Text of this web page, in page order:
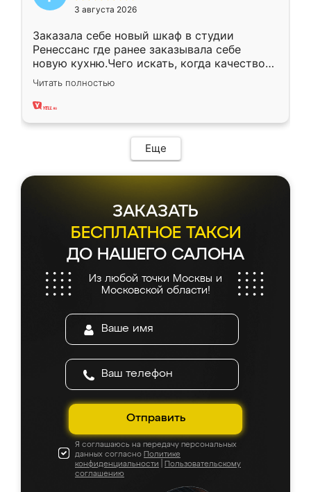
3 августа 2026
Заказала себе новый шкаф в студии
Ренессанс где ранее заказывала себе
новую кухню.Чего искать, когда качеством
вполне довольна. Служит кухня уже почти
два года, нареканий нет.
Читать полностью
Еще
ЗАКАЗАТЬ
БЕСПЛАТНОЕ ТАКСИ
ДО НАШЕГО САЛОНА
Из любой точки Москвы и
Московской области!
Отправить
Я соглашаюсь на передачу персональных
данных согласно Политике
конфиденциальности
Пользовательскому
соглашению